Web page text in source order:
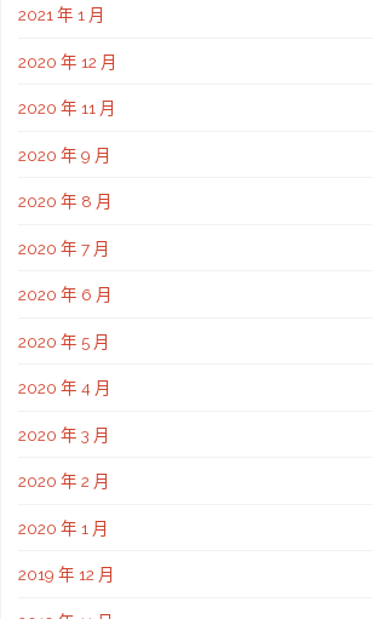
2021 年 1 月
2020 年 12 月
2020 年 11 月
2020 年 9 月
2020 年 8 月
2020 年 7 月
2020 年 6 月
2020 年 5 月
2020 年 4 月
2020 年 3 月
2020 年 2 月
2020 年 1 月
2019 年 12 月